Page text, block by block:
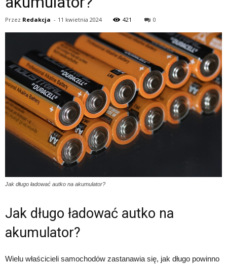
Przez Redakcja - 11 kwietnia 2024 421 0
Jak długo ładować autko na akumulator?
Jak długo ładować autko na
akumulator?
Wielu właścicieli samochodów zastanawia się, jak długo powinno